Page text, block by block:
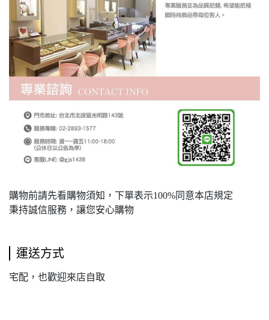
購物前請先看購物須知，下單表示100%同意本店規定
秉持誠信服務，讓您安心購物
運送方式
宅配，也歡迎來店自取